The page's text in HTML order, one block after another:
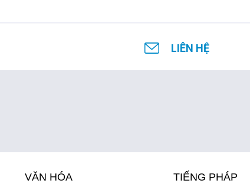
LIÊN HỆ
VĂN HÓA TIẾNG PHÁP